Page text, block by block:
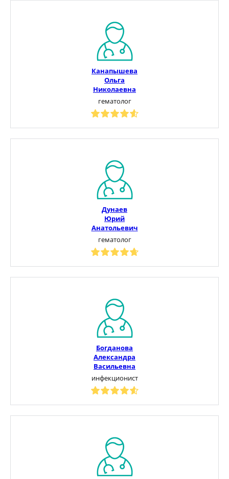
Канапышева
Ольга
Николаевна
гематолог
Дунаев
Юрий
Анатольевич
гематолог
Богданова
Александра
Васильевна
инфекционист